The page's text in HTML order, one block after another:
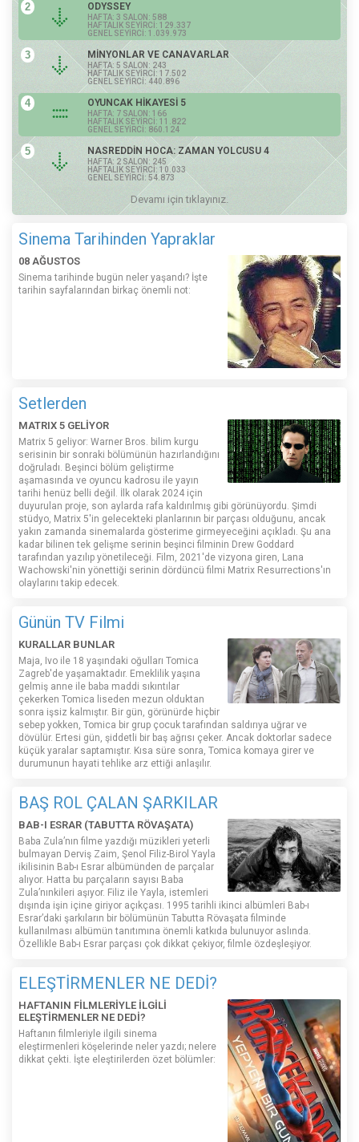
2 ODYSSEY
HAFTA: 3 SALON: 588
HAFTALIK SEYİRCİ: 129.337
GENEL SEYİRCİ: 1.039.973
3 MİNYONLAR VE CANAVARLAR
HAFTA: 5 SALON: 243
HAFTALIK SEYİRCİ: 17.502
GENEL SEYİRCİ: 440.896
4 OYUNCAK HİKAYESİ 5
HAFTA: 7 SALON: 166
HAFTALIK SEYİRCİ: 11.822
GENEL SEYİRCİ: 860.124
5 NASREDDİN HOCA: ZAMAN YOLCUSU 4
HAFTA: 2 SALON: 245
HAFTALIK SEYİRCİ: 10.033
GENEL SEYİRCİ: 54.873
Devamı için tıklayınız.
Sinema Tarihinden Yapraklar
08 AĞUSTOS
Sinema tarihinde bugün neler yaşandı? İşte
tarihin sayfalarından birkaç önemli not:
Setlerden
MATRIX 5 GELİYOR
Matrix 5 geliyor: Warner Bros. bilim kurgu
serisinin bir sonraki bölümünün hazırlandığını
doğruladı. Beşinci bölüm geliştirme
aşamasında ve oyuncu kadrosu ile yayın
tarihi henüz belli değil. İlk olarak 2024 için
duyurulan proje, son aylarda rafa kaldırılmış gibi görünüyordu. Şimdi
stüdyo, Matrix 5'in gelecekteki planlarının bir parçası olduğunu, ancak
yakın zamanda sinemalarda gösterime girmeyeceğini açıkladı. Şu ana
kadar bilinen tek gelişme serinin beşinci filminin Drew Goddard
tarafından yazılıp yönetileceği. Film, 2021'de vizyona giren, Lana
Wachowski'nin yönettiği serinin dördüncü filmi Matrix Resurrections'ın
olaylarını takip edecek.
Günün TV Filmi
KURALLAR BUNLAR
Maja, Ivo ile 18 yaşındaki oğulları Tomica
Zagreb'de yaşamaktadır. Emeklilik yaşına
gelmiş anne ile baba maddi sıkıntılar
çekerken Tomica liseden mezun olduktan
sonra işsiz kalmıştır. Bir gün, görünürde hiçbir
sebep yokken, Tomica bir grup çocuk tarafından saldırıya uğrar ve
dövülür. Ertesi gün, şiddetli bir baş ağrısı çeker. Ancak doktorlar sadece
küçük yaralar saptamıştır. Kısa süre sonra, Tomica komaya girer ve
durumunun hayati tehlike arz ettiği anlaşılır.
BAŞ ROL ÇALAN ŞARKILAR
BAB-I ESRAR (TABUTTA RÖVAŞATA)
Baba Zula’nın filme yazdığı müzikleri yeterli
bulmayan Derviş Zaim, Şenol Filiz-Birol Yayla
ikilisinin Bab-ı Esrar albümünden de parçalar
alıyor. Hatta bu parçaların sayısı Baba
Zula’nınkileri aşıyor. Filiz ile Yayla, istemleri
dışında işin içine giriyor açıkçası. 1995 tarihli ikinci albümleri Bab-ı
Esrar’daki şarkıların bir bölümünün Tabutta Rövaşata filminde
kullanılması albümün tanıtımına önemli katkıda bulunuyor aslında.
Özellikle Bab-ı Esrar parçası çok dikkat çekiyor, filmle özdeşleşiyor.
ELEŞTİRMENLER NE DEDİ?
HAFTANIN FİLMLERİYLE İLGİLİ
ELEŞTİRMENLER NE DEDİ?
Haftanın filmleriyle ilgili sinema
eleştirmenleri köşelerinde neler yazdı; nelere
dikkat çekti. İşte eleştirilerden özet bölümler: